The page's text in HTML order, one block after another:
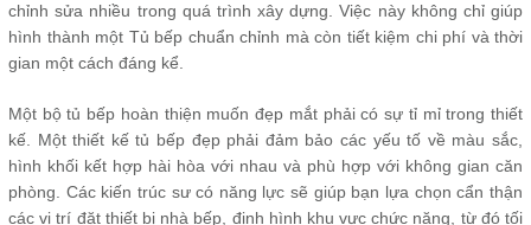
chỉnh sửa nhiều trong quá trình xây dựng. Việc này không chỉ giúp
hình thành một Tủ bếp chuẩn chỉnh mà còn tiết kiệm chi phí và thời
gian một cách đáng kể.
Một bộ tủ bếp hoàn thiện muốn đẹp mắt phải có sự tỉ mỉ trong thiết
kế. Một thiết kế tủ bếp đẹp phải đảm bảo các yếu tố về màu sắc,
hình khối kết hợp hài hòa với nhau và phù hợp với không gian căn
phòng. Các kiến trúc sư có năng lực sẽ giúp bạn lựa chọn cẩn thận
các vị trí đặt thiết bị nhà bếp, định hình khu vực chức năng, từ đó tối